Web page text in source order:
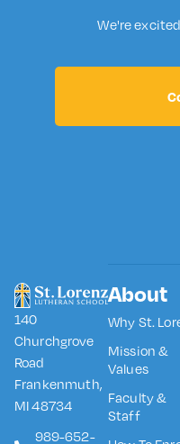
We're
140
Churchgrove
Road
Frankenmuth,
MI 48734
989-652-
About
Why St.
Mission &
Values
Faculty &
Staff